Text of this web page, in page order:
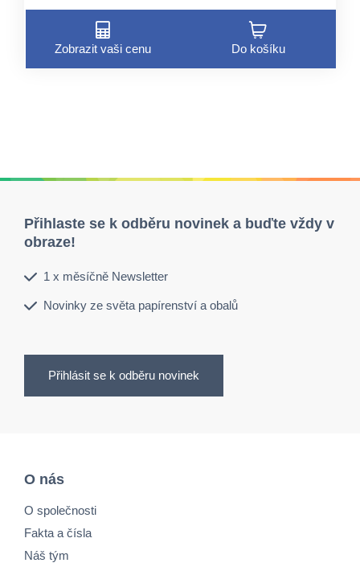
Zobrazit vaši cenu Do košíku
Přihlaste se k odběru novinek a buďte vždy v
obraze!
1 x měsíčně Newsletter
Novinky ze světa papírenství a obalů
Přihlásit se k odběru novinek
O nás
O společnosti
Fakta a čísla
Náš tým